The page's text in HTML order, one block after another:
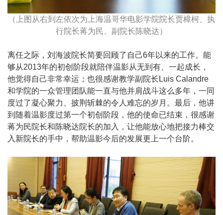
（上图从右到左依次为上海温哥华电影学院院长贾樟柯、执
行院长蒋为民、副院长陈晓达）
离任之际，刘海波院长简要回顾了自己6年以来的工作。能
够从2013年的初创阶段就陪伴温影从无到有、一起成长，
他觉得自己非常幸运；也很感谢教学副院长Luis Calandre
和学院的一众管理团队能一直与他并肩战斗这么多年，一同
度过了凝心聚力、披荆斩棘的令人难忘的岁月。最后，他讲
到随着温影度过第一个初创阶段，他的使命已结束，很感谢
蒋为民院长和陈晓达院长的加入，让他能放心地把接力棒交
入新院长的手中，帮助温影今后的发展更上一个台阶。